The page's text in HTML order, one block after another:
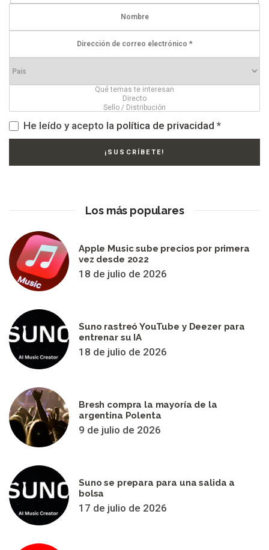
He leído y acepto la política de privacidad *
Los más populares
Apple Music sube precios por primera
vez desde 2022
18 de julio de 2026
Suno rastreó YouTube y Deezer para
entrenar su IA
18 de julio de 2026
Bresh compra la mayoría de la
argentina Polenta
9 de julio de 2026
Suno se prepara para una salida a
bolsa
17 de julio de 2026